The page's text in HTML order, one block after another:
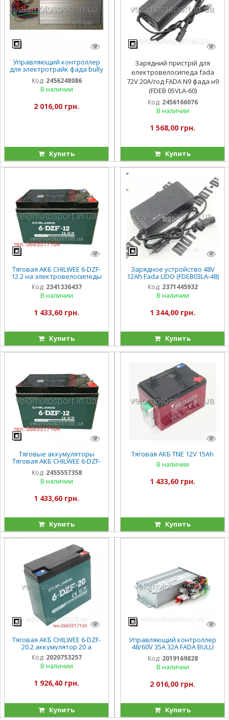
Управляющий контроллер
для электротрайк фада bully
tenny 60/72V 35A FADA BULLI
II/TENI
Код: 2456248086
В наличии
2 016,00 грн.
Купить
Зарядний пристрій для
електровелосипеда fada
72V 20А/год FADA N9 фада н9
(FDEB 05VLA-60)
Код: 2456166076
В наличии
1 568,00 грн.
Купить
Тяговая АКБ CHILWEE 6-DZF-
12.2 на электровелосипеды
Код: 2341336437
В наличии
1 433,60 грн.
Купить
Зарядное устройство 48V
12Ah Fada LIDO (FDEB03LA-48)
Код: 2371445932
В наличии
1 344,00 грн.
Купить
Тяговые аккумуляторы
Тяговая АКБ CHILWEE 6-DZF-
12.2 для
электровелосипедов дзм 13
Код: 2455557358
В наличии
1 433,60 грн.
Купить
Тяговая АКБ TNE 12V 15Ah
В наличии
1 433,60 грн.
Купить
Тяговая АКБ CHILWEE 6-DZF-
20.2 аккумулятор 20 а
Код: 2020753257
В наличии
1 926,40 грн.
Купить
Управляющий контроллер
48/60V 35А 32А FADA BULLI
Фада Булли Олди
Код: 2019169828
В наличии
2 016,00 грн.
Купить